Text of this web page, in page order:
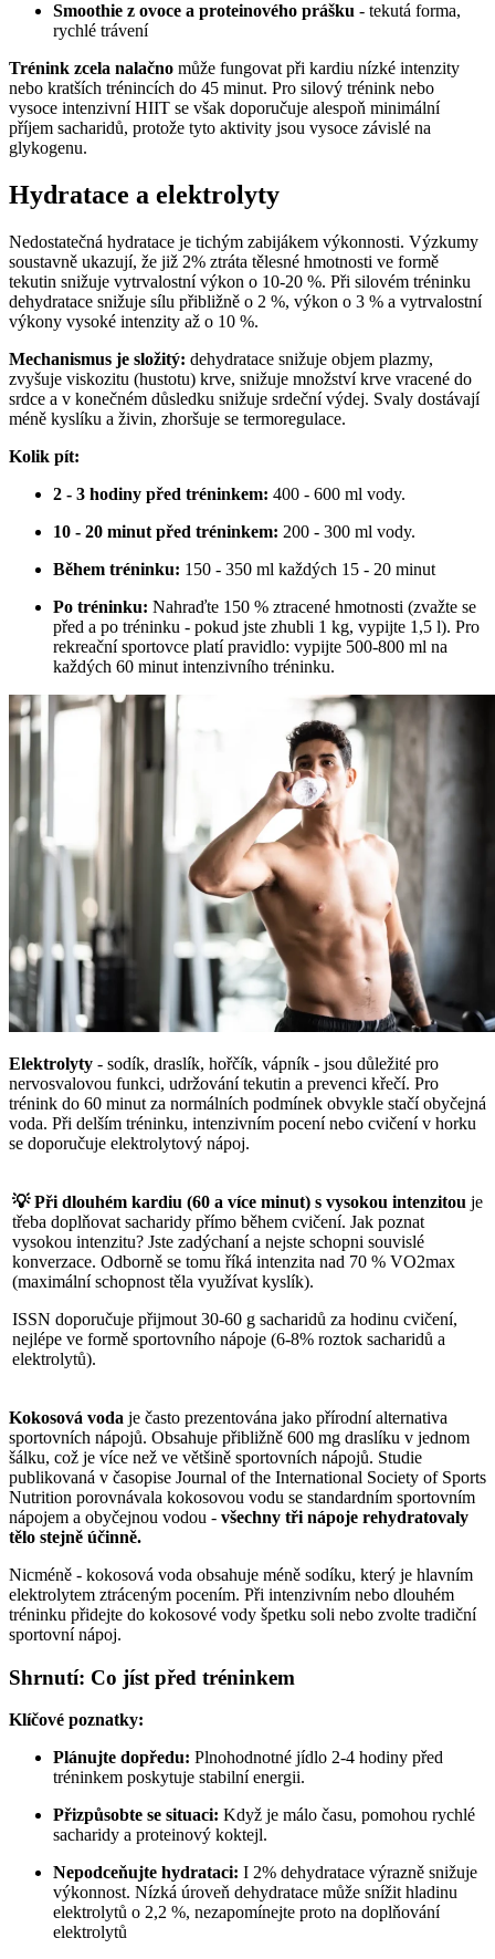
Smoothie z ovoce a proteinového prášku - tekutá forma,
rychlé trávení
Trénink zcela nalačno může fungovat při kardiu nízké intenzity
nebo kratších trénincích do 45 minut. Pro silový trénink nebo
vysoce intenzivní HIIT se však doporučuje alespoň minimální
příjem sacharidů, protože tyto aktivity jsou vysoce závislé na
glykogenu.
Hydratace a elektrolyty
Nedostatečná hydratace je tichým zabijákem výkonnosti. Výzkumy
soustavně ukazují, že již 2% ztráta tělesné hmotnosti ve formě
tekutin snižuje vytrvalostní výkon o 10-20 %. Při silovém tréninku
dehydratace snižuje sílu přibližně o 2 %, výkon o 3 % a vytrvalostní
výkony vysoké intenzity až o 10 %.
Mechanismus je složitý: dehydratace snižuje objem plazmy,
zvyšuje viskozitu (hustotu) krve, snižuje množství krve vracené do
srdce a v konečném důsledku snižuje srdeční výdej. Svaly dostávají
méně kyslíku a živin, zhoršuje se termoregulace.
Kolik pít:
2 - 3 hodiny před tréninkem: 400 - 600 ml vody.
10 - 20 minut před tréninkem: 200 - 300 ml vody.
Během tréninku: 150 - 350 ml každých 15 - 20 minut
Po tréninku: Nahraďte 150 % ztracené hmotnosti (zvažte se
před a po tréninku - pokud jste zhubli 1 kg, vypijte 1,5 l). Pro
rekreační sportovce platí pravidlo: vypijte 500-800 ml na
každých 60 minut intenzivního tréninku.
Elektrolyty - sodík, draslík, hořčík, vápník - jsou důležité pro
nervosvalovou funkci, udržování tekutin a prevenci křečí. Pro
trénink do 60 minut za normálních podmínek obvykle stačí obyčejná
voda. Při delším tréninku, intenzivním pocení nebo cvičení v horku
se doporučuje elektrolytový nápoj.
💡 Při dlouhém kardiu (60 a více minut) s vysokou intenzitou je
třeba doplňovat sacharidy přímo během cvičení. Jak poznat
vysokou intenzitu? Jste zadýchaní a nejste schopni souvislé
konverzace. Odborně se tomu říká intenzita nad 70 % VO2max
(maximální schopnost těla využívat kyslík).
ISSN doporučuje přijmout 30-60 g sacharidů za hodinu cvičení,
nejlépe ve formě sportovního nápoje (6-8% roztok sacharidů a
elektrolytů).
Kokosová voda je často prezentována jako přírodní alternativa
sportovních nápojů. Obsahuje přibližně 600 mg draslíku v jednom
šálku, což je více než ve většině sportovních nápojů. Studie
publikovaná v časopise Journal of the International Society of Sports
Nutrition porovnávala kokosovou vodu se standardním sportovním
nápojem a obyčejnou vodou - všechny tři nápoje rehydratovaly
tělo stejně účinně.
Nicméně - kokosová voda obsahuje méně sodíku, který je hlavním
elektrolytem ztráceným pocením. Při intenzivním nebo dlouhém
tréninku přidejte do kokosové vody špetku soli nebo zvolte tradiční
sportovní nápoj.
Shrnutí: Co jíst před tréninkem
Klíčové poznatky:
Plánujte dopředu: Plnohodnotné jídlo 2-4 hodiny před
tréninkem poskytuje stabilní energii.
Přizpůsobte se situaci: Když je málo času, pomohou rychlé
sacharidy a proteinový koktejl.
Nepodceňujte hydrataci: I 2% dehydratace výrazně snižuje
výkonnost. Nízká úroveň dehydratace může snížit hladinu
elektrolytů o 2,2 %, nezapomínejte proto na doplňování
elektrolytů